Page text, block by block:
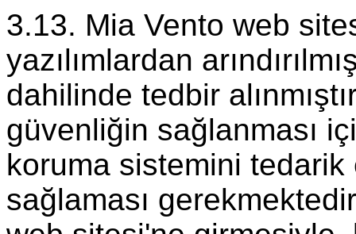
3.13. Mia Vento web
yazılımlardan
dahilinde tedbir
güvenliğin sağlanması
koruma sistemini
sağlaması